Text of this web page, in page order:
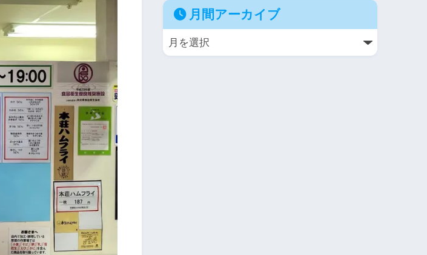
月間アーカイブ